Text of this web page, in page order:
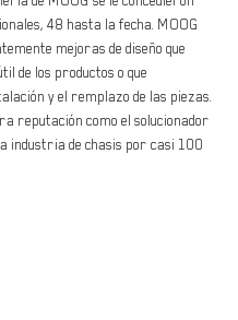
48 hasta la fecha. MOOG
mejoras de diseño que
de los productos o que
y el remplazo de las piezas.
reputación como el solucionador
industria de chasis por casi 100